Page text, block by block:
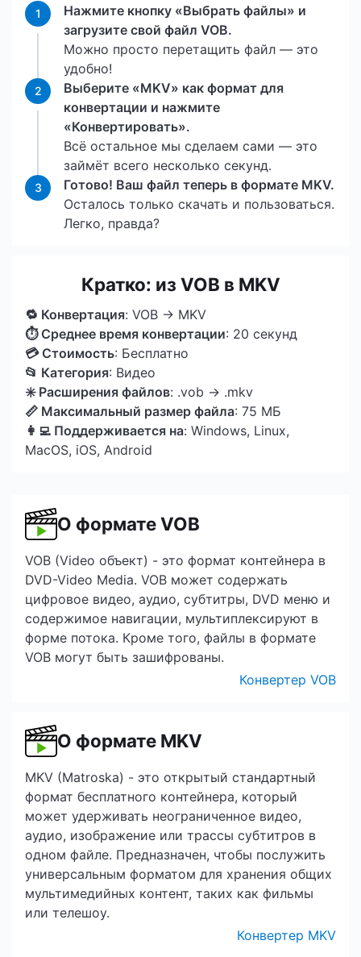
1
Нажмите кнопку «Выбрать файлы» и
загрузите свой файл VOB.
Можно просто перетащить файл — это
удобно!
2
Выберите «MKV» как формат для
конвертации и нажмите
«Конвертировать».
Всё остальное мы сделаем сами — это
займёт всего несколько секунд.
3
Готово! Ваш файл теперь в формате MKV.
Осталось только скачать и пользоваться.
Легко, правда?
Кратко: из VOB в MKV
🔁 Конвертация: VOB → MKV
⏱ Среднее время конвертации: 20 секунд
💳 Стоимость: Бесплатно
📂 Категория: Видео
✳️ Расширения файлов: .vob → .mkv
📏 Максимальный размер файла: 75 МБ
👩‍💻 Поддерживается на: Windows, Linux,
MacOS, iOS, Android
О формате VOB
VOB (Video объект) - это формат контейнера в
DVD-Video Media. VOB может содержать
цифровое видео, аудио, субтитры, DVD меню и
содержимое навигации, мультиплексируют в
форме потока. Кроме того, файлы в формате
VOB могут быть зашифрованы.
Конвертер VOB
О формате MKV
MKV (Matroska) - это открытый стандартный
формат бесплатного контейнера, который
может удерживать неограниченное видео,
аудио, изображение или трассы субтитров в
одном файле. Предназначен, чтобы послужить
универсальным форматом для хранения общих
мультимедийных контент, таких как фильмы
или телешоу.
Конвертер MKV